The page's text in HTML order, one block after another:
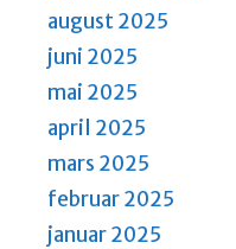
august 2025
juni 2025
mai 2025
april 2025
mars 2025
februar 2025
januar 2025